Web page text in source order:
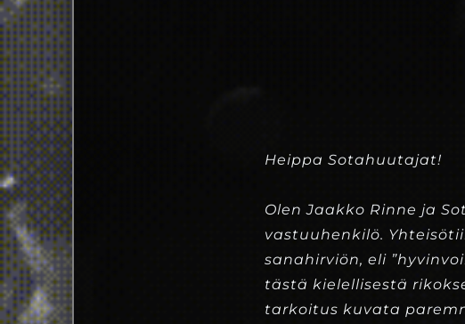
Heippa Sotahuutajat!
Olen Jaakko Rinne ja
vastuuhenkilö.
sanahirviön, eli
tästä kielellisestä
tarkoitus kuvata